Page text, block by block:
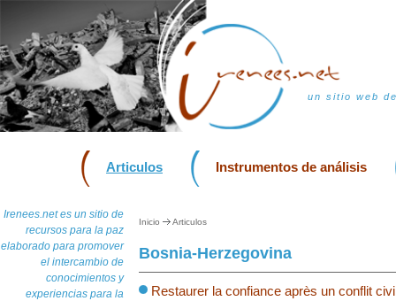
un sitio web
Articulos Instrumentos de análisis
Irenees.net es un sitio de
recursos para la paz
elaborado para promover
el intercambio de
conocimientos y
experiencias para la
Inicio Articulos
Bosnia-Herzegovina
Restaurer la confiance après un conflit